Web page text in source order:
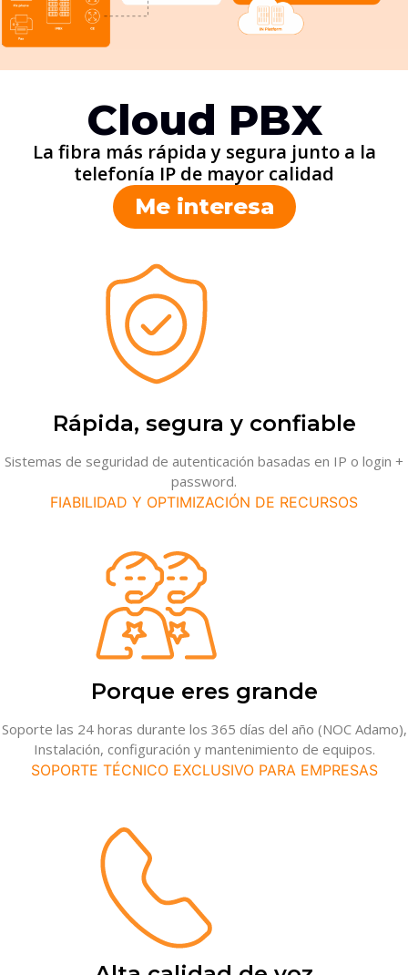
Cloud PBX
La fibra más rápida y segura junto a la
telefonía IP de mayor calidad
Me interesa
Rápida, segura y confiable
Sistemas de seguridad de autenticación basadas en IP o login +
password.
FIABILIDAD Y OPTIMIZACIÓN DE RECURSOS
Porque eres grande
Soporte las 24 horas durante los 365 días del año (NOC Adamo),
Instalación, configuración y mantenimiento de equipos.
SOPORTE TÉCNICO EXCLUSIVO PARA EMPRESAS